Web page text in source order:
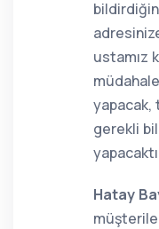
ustamız
yapacak,
gerekli
Hatay